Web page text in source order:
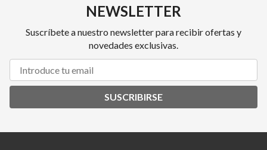
NEWSLETTER
Suscríbete a nuestro newsletter para recibir ofertas y
novedades exclusivas.
SUSCRIBIRSE